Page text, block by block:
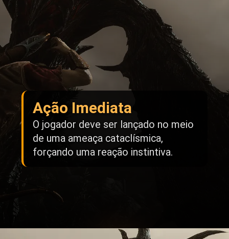
Ação Imediata
O jogador deve ser lançado no meio
de uma ameaça cataclísmica,
forçando uma reação instintiva.